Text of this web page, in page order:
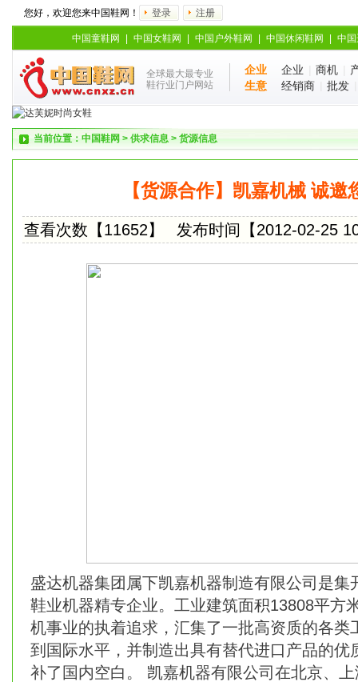
您好，欢迎您来中国鞋网！ 登录 注册
中国童鞋网 中国女鞋网 中国户外鞋网 中国休闲鞋网 中
全球最大最专业
鞋行业门户网站
企业
生意
企业 商机
经销商
批发
当前位置： 中国鞋网 > 供求信息 > 货源信息
【货源合作】凯嘉机械 诚邀
查看次数【11652】 发布时间【2012-02-25
盛达机器集团属下凯嘉机器制造有限公司是集
鞋业机器精专企业。工业建筑面积13808平方
机事业的执着追求，汇集了一批高资质的各类
到国际水平，并制造出具有替代进口产品的优
补了国内空白。 凯嘉机器有限公司在北京、